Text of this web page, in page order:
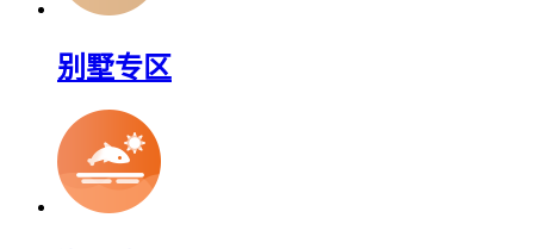
别墅专区